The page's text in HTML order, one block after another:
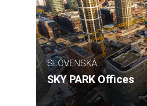
SLOVENSKÁ
REPUBLIKA
SKY PARK Offices